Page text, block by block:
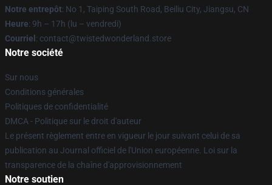
Notre entrepôt: No 1, Taiping South Road, Beiliu City, Jiangsu, CN
Heure: 9h – 17h (lu – vendredi)
Courriel : contact@twistedwonderland.store
Notre société
Sur nous
Conditions générales
Politiques de confidentialité
DMCA - Politique sur le droit d'auteur
Le présent règlement entre en vigueur le jour suivant celui de sa
publication au Journal officiel de l'Union européenne. Loi sur la
transparence de la chaîne d'approvisionnement
Notre soutien